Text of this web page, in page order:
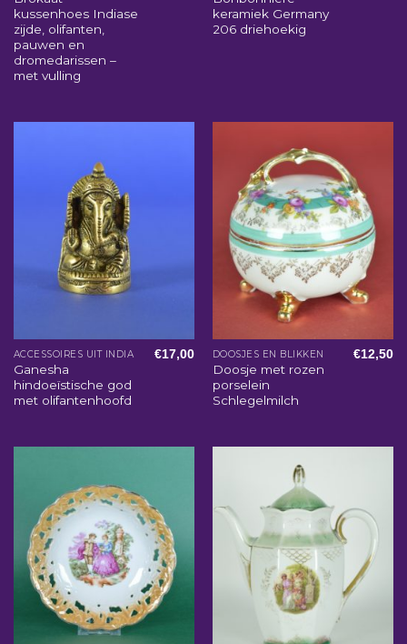
kussenhoes Indiase
zijde, olifanten,
pauwen en
dromedarissen –
met vulling
keramiek Germany
206 driehoekig
ACCESSOIRES UIT INDIA
Ganesha
hindoeïstische god
met olifantenhoofd
€17,00 DOOSJES EN BLIKKEN
Doosje met rozen
porselein
Schlegelmilch
€12,50